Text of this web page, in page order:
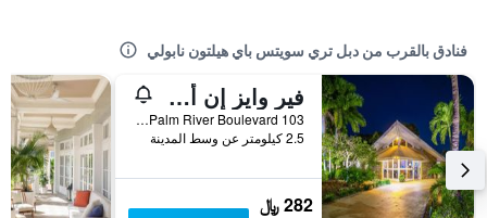
فنادق بالقرب من دبل تري سويتس باي هيلتون نابولي
فير وايز إن أوف نابولي
103 Palm River Boulevard, نيبلز, FL, الولايات المتحدة الأميريكية
2.5 كيلومتر عن وسط المدينة
282 ﷼